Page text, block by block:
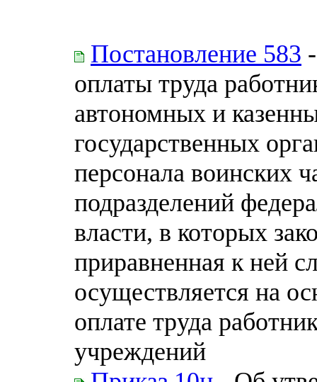
Постановление 583
оплаты труда
автономных и
государственных
персонала воинских
подразделений
власти, в которых
приравненная к ней
осуществляется на
оплате труда
учреждений